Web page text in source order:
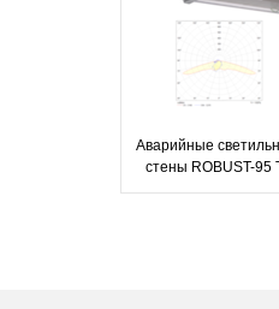
Аварийные
стены ROBUST-95